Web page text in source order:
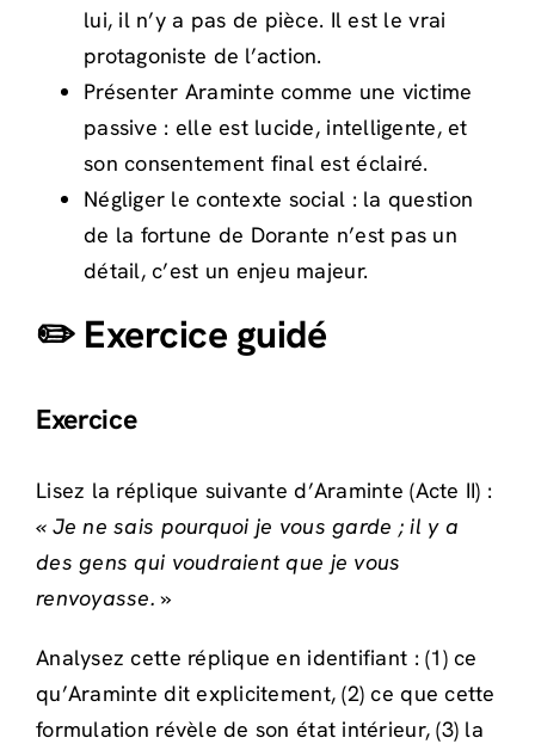
lui, il n’y a pas de pièce. Il est le vrai
protagoniste de l’action.
Présenter Araminte comme une victime
passive : elle est lucide, intelligente, et
son consentement final est éclairé.
Négliger le contexte social : la question
de la fortune de Dorante n’est pas un
détail, c’est un enjeu majeur.
✏️ Exercice guidé
Exercice
Lisez la réplique suivante d’Araminte (Acte II) :
« Je ne sais pourquoi je vous garde ; il y a
des gens qui voudraient que je vous
renvoyasse. »
Analysez cette réplique en identifiant : (1) ce
qu’Araminte dit explicitement, (2) ce que cette
formulation révèle de son état intérieur, (3) la